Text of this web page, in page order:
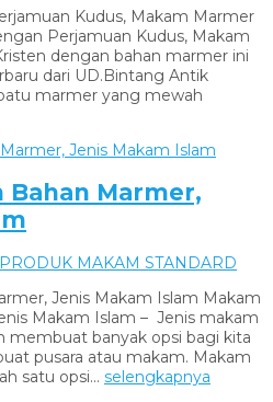
Kudus, Makam Marmer
Perjamuan Kudus, Makam
dengan bahan marmer ini
dari UD.Bintang Antik
marmer yang mewah
Bahan Marmer,
PRODUK MAKAM STANDARD
Jenis Makam Islam Makam
Makam Islam – Jenis makam
membuat banyak opsi bagi kita
pusara atau makam. Makam
satu opsi... selengkapnya